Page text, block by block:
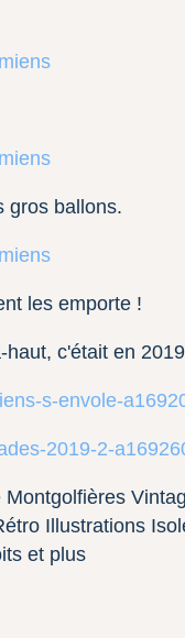
gros ballons.
les emporte !
c'était en
s-envole-
2019-2-